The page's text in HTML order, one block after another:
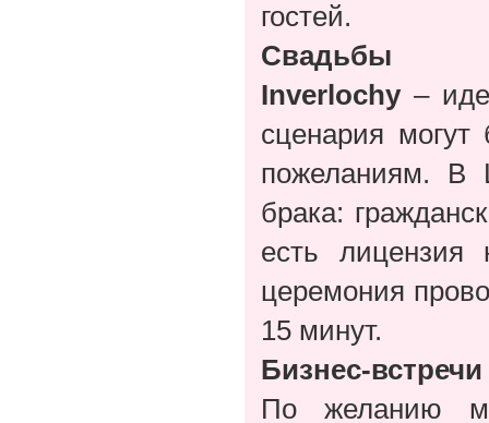
гостей.
Свадьбы
Inverlochy–
сценария
пожеланиям. В
брака:
есть лицензия
церемония
15 минут.
Бизнес-
По желанию